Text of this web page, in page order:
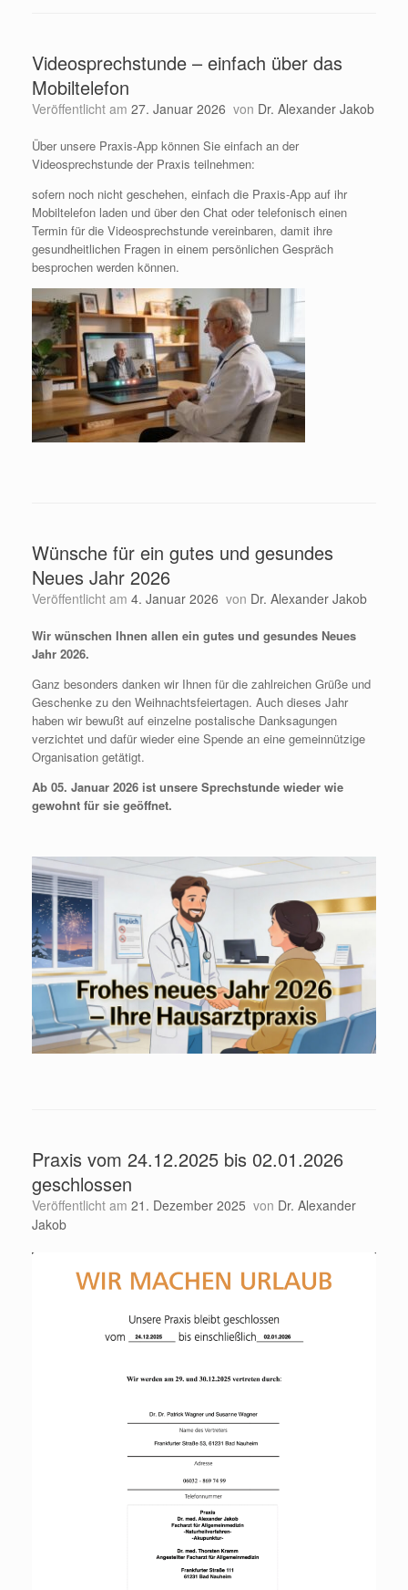
Videosprechstunde – einfach über das
Mobiltelefon
Veröffentlicht am 27. Januar 2026 von Dr. Alexander Jakob
Über unsere Praxis-App können Sie einfach an der
Videosprechstunde der Praxis teilnehmen:
sofern noch nicht geschehen, einfach die Praxis-App auf ihr
Mobiltelefon laden und über den Chat oder telefonisch einen
Termin für die Videosprechstunde vereinbaren, damit ihre
gesundheitlichen Fragen in einem persönlichen Gespräch
besprochen werden können.
Wünsche für ein gutes und gesundes
Neues Jahr 2026
Veröffentlicht am 4. Januar 2026 von Dr. Alexander Jakob
Wir wünschen Ihnen allen ein gutes und gesundes Neues
Jahr 2026.
Ganz besonders danken wir Ihnen für die zahlreichen Grüße und
Geschenke zu den Weihnachtsfeiertagen. Auch dieses Jahr
haben wir bewußt auf einzelne postalische Danksagungen
verzichtet und dafür wieder eine Spende an eine gemeinnützige
Organisation getätigt.
Ab 05. Januar 2026 ist unsere Sprechstunde wieder wie
gewohnt für sie geöffnet.
Praxis vom 24.12.2025 bis 02.01.2026
geschlossen
Veröffentlicht am 21. Dezember 2025 von Dr. Alexander
Jakob